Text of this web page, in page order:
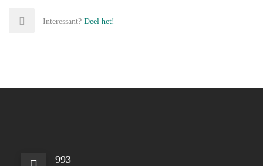
Interessant? Deel het!
993